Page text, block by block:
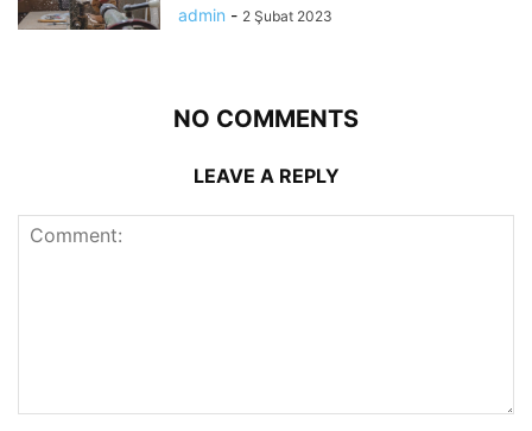
admin - 2 Şubat 2023
NO COMMENTS
LEAVE A REPLY